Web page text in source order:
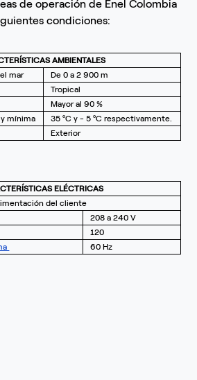
de operación de Enel Colombia
condiciones:
AMBIENTALES
mar
De 0 a 2 900 m
Tropical
Mayor al 90 %
mínima
35 ºC y - 5 ºC respectivamente.
Exterior
ELÉCTRICAS
del cliente
208 a 240 V
120
60 Hz